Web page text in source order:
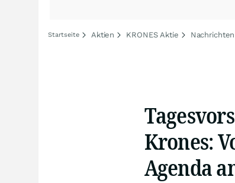
Startseite Aktien KRONES Aktie
Krones:
Agenda